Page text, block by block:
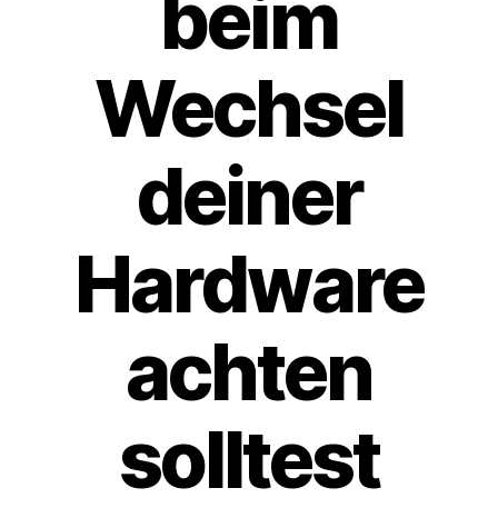
beim
Wechsel
deiner
Hardware
achten
solltest